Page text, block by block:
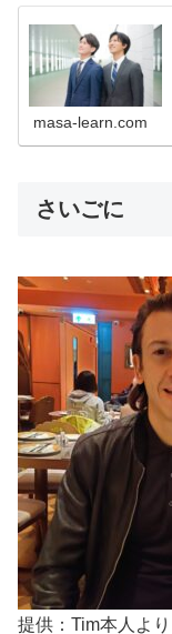
masa-learn.com
さいごに
提供：Tim本人より